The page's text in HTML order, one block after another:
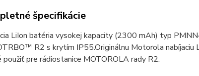
špecifikácie
LiIon batéria vysokej kapacity (2300 mAh) typ
R2 s krytím IP55.Originálnu Motorola
použiť pre rádiostanice MOTOROLA rady R2.